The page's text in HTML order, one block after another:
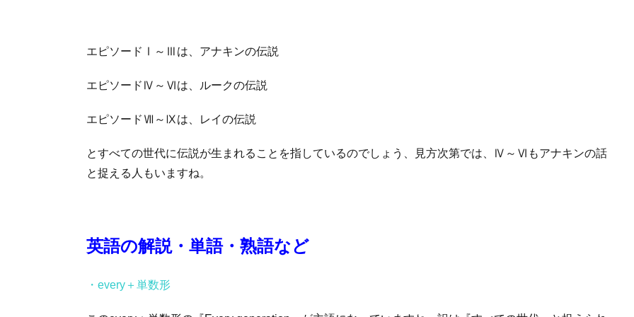
エピソードⅠ～Ⅲは、アナキンの伝説
エピソードⅣ～Ⅵは、ルークの伝説
エピソードⅦ～Ⅸは、レイの伝説
とすべての世代に伝説が生まれることを指しているのでしょう、見方次第では、Ⅳ～Ⅵもアナキンの話
と捉える人もいますね。
英語の解説・単語・熟語など
・every＋単数形